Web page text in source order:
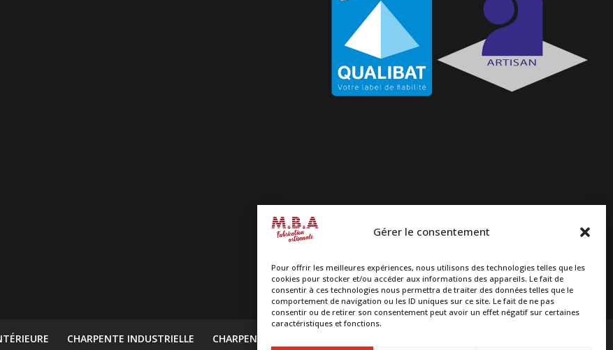
Gérer le consentement
Pour offrir les meilleures expériences, nous utilisons des technologies telles que les
cookies pour stocker et/ou accéder aux informations des appareils. Le fait de
consentir à ces technologies nous permettra de traiter des données telles que le
comportement de navigation ou les ID uniques sur ce site. Le fait de ne pas
consentir ou de retirer son consentement peut avoir un effet négatif sur certaines
caractéristiques et fonctions.
CHARPENTE INDUSTRIELLE CHARPENTE TRADITIONNELLE